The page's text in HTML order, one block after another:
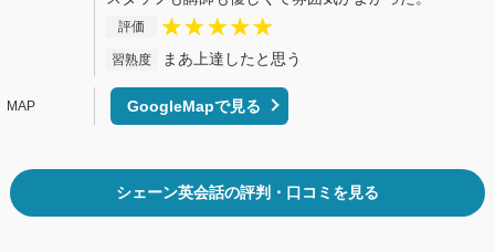
評価
習熟度 まあ上達したと思う
GoogleMapで見る
シェーン英会話の評判・口コミを見る